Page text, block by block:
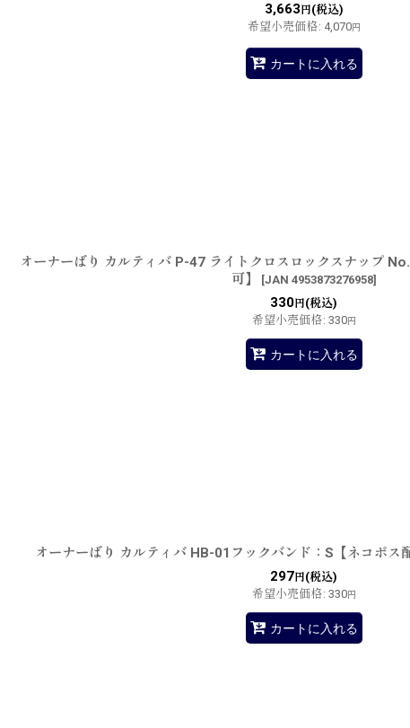
3,663 円(税込)
希望小売価格: 4,070円
カートに入れる
オーナーばり カルティバ P-47 ライトクロスロックスナップ
可】
[JAN 4953873276958]
330 円(税込)
希望小売価格: 330円
カートに入れる
オーナーばり カルティバ HB-01フックバンド：S【ネコポス
297 円(税込)
希望小売価格: 330円
カートに入れる